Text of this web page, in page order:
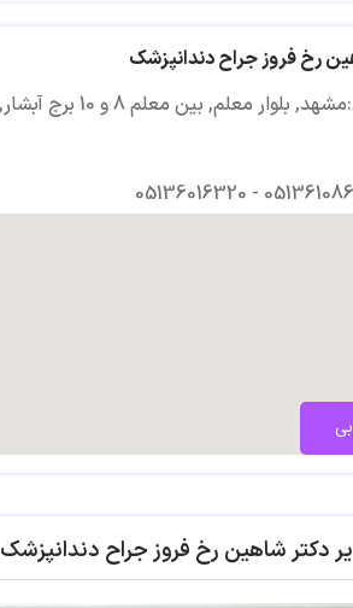
رخ فروز جراح دندانپزشک
05136016320 -
دکتر شاهین رخ فروز جراح دندانپزشک